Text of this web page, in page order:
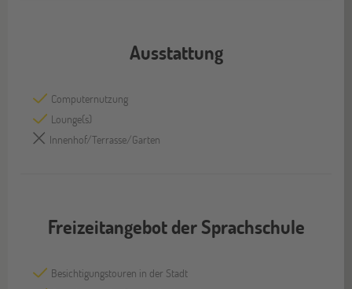
Ausstattung
Computernutzung
Lounge(s)
Innenhof/Terrasse/Garten
Freizeitangebot der Sprachschule
Besichtigungstouren in der Stadt